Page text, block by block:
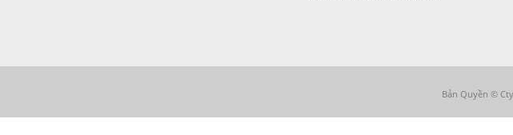
Bản Quyền ©